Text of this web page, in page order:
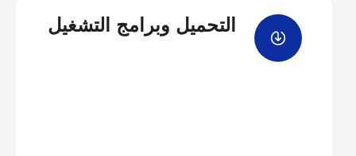
عرض الأسئلة المتداولة
التحميل وبرامج التشغيل